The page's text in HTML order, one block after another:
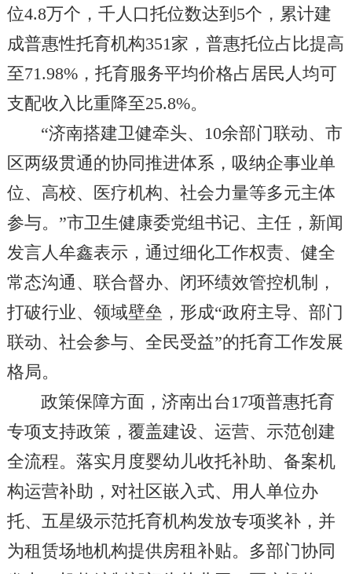
位4.8万个，千人口托位数达到5个，累计建
成普惠性托育机构351家，普惠托位占比提高
至71.98%，托育服务平均价格占居民人均可
支配收入比重降至25.8%。
“济南搭建卫健牵头、10余部门联动、市
区两级贯通的协同推进体系，吸纳企事业单
位、高校、医疗机构、社会力量等多元主体
参与。”市卫生健康委党组书记、主任，新闻
发言人牟鑫表示，通过细化工作权责、健全
常态沟通、联合督办、闭环绩效管控机制，
打破行业、领域壁垒，形成“政府主导、部门
联动、社会参与、全民受益”的托育工作发展
格局。
政策保障方面，济南出台17项普惠托育
专项支持政策，覆盖建设、运营、示范创建
全流程。落实月度婴幼儿收托补助、备案机
构运营补助，对社区嵌入式、用人单位办
托、五星级示范托育机构发放专项奖补，并
为租赁场地机构提供房租补贴。多部门协同